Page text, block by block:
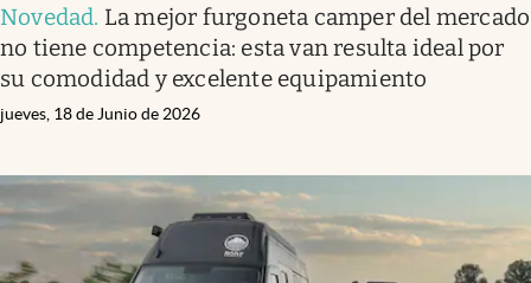
Novedad. La mejor furgoneta camper del mercado
no tiene competencia: esta van resulta ideal por
su comodidad y excelente equipamiento
jueves, 18 de Junio de 2026